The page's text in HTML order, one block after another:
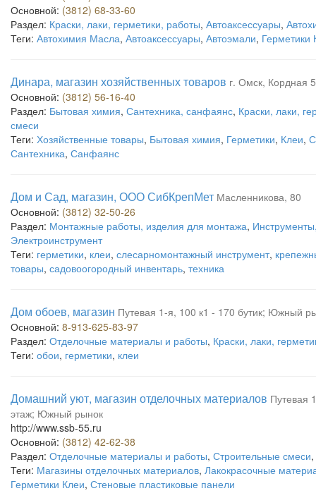
Основной: (3812) 68-33-60
Раздел: Краски, лаки, герметики, работы, Автоаксессуары,
Теги: Автохимия Масла, Автоаксессуары, Автоэмали, Герметики
Динара, магазин хозяйственных товаров г. Омск, Кордная
Основной: (3812) 56-16-40
Раздел: Бытовая химия, Сантехника, санфаянс, Краски, лаки,
смеси
Теги: Хозяйственные товары, Бытовая химия, Герметики, Клеи,
Сантехника, Санфаянс
Дом и Сад, магазин, ООО СибКрепМет Масленникова, 80
Основной: (3812) 32-50-26
Раздел: Монтажные работы, изделия для монтажа,
Электроинструмент
Теги: герметики, клеи, слесарномонтажный инструмент,
товары, садовоогородный инвентарь, техника
Дом обоев, магазин Путевая 1-я, 100 к1 - 170 бутик; Южный
Основной: 8-913-625-83-97
Раздел: Отделочные материалы и работы, Краски, лаки,
Теги: обои, герметики, клеи
Домашний уют, магазин отделочных материалов Путевая
этаж; Южный рынок
http://www.ssb-55.ru
Основной: (3812) 42-62-38
Раздел: Отделочные материалы и работы, Строительные смеси,
Теги: Магазины отделочных материалов, Лакокрасочные
Герметики Клеи, Стеновые пластиковые панели